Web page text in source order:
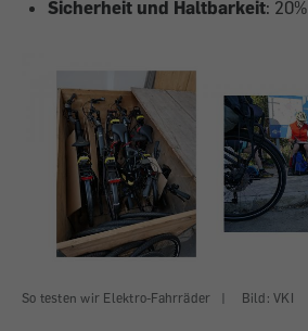
Sicherheit und Haltbarkeit: 20%
So testen wir Elektro-Fahrräder | Bild: VKI